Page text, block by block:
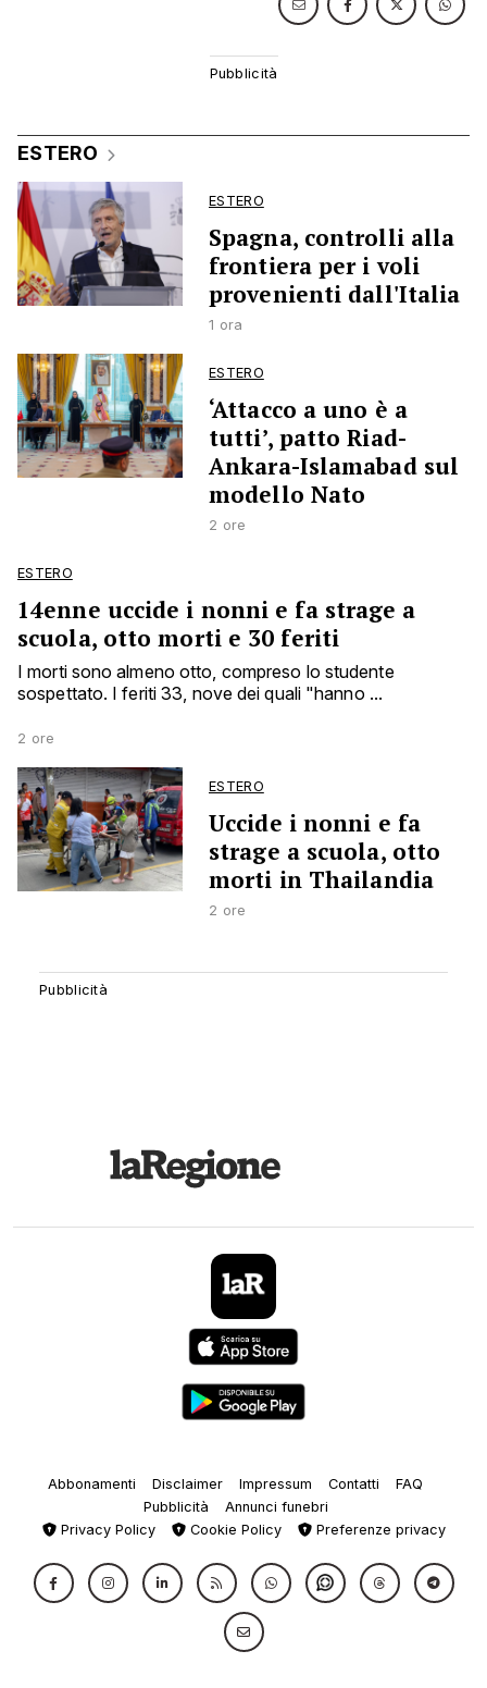
ESTERO
ESTERO
Spagna, controlli alla
frontiera per i voli
provenienti dall'Italia
1 ora
ESTERO
‘Attacco a uno è a
tutti’, patto Riad-
Ankara-Islamabad sul
modello Nato
2 ore
ESTERO
14enne uccide i nonni e fa strage a
scuola, otto morti e 30 feriti
I morti sono almeno otto, compreso lo studente
sospettato. I feriti 33, nove dei quali "hanno ...
2 ore
ESTERO
Uccide i nonni e fa
strage a scuola, otto
morti in Thailandia
2 ore
Abbonamenti Disclaimer Impressum Contatti
FAQ
Pubblicità
Annunci funebri
Privacy Policy
Cookie Policy Preferenze privacy